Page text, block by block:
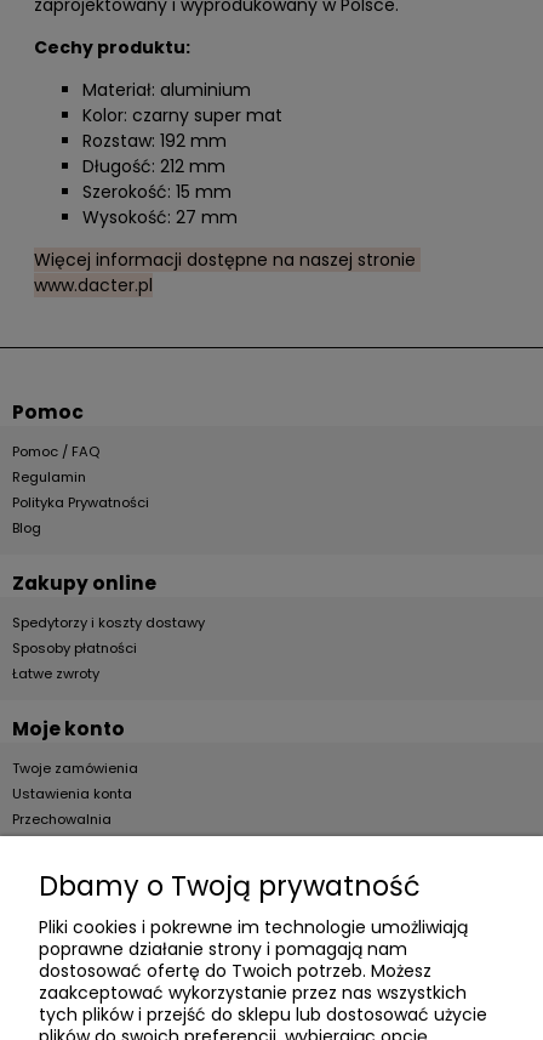
zaprojektowany i wyprodukowany w Polsce.
Cechy produktu:
Materiał: aluminium
Kolor: czarny super mat
Rozstaw: 192 mm
Długość: 212 mm
Szerokość: 15 mm
Wysokość: 27 mm
Więcej informacji dostępne na naszej stronie
www.dacter.pl
Pomoc
Pomoc / FAQ
Regulamin
Polityka Prywatności
Blog
Zakupy online
Spedytorzy i koszty dostawy
Sposoby płatności
Łatwe zwroty
Moje konto
Twoje zamówienia
Ustawienia konta
Przechowalnia
Dla firm
O firmie
Informacje o firmie
Kontakt
Dbamy o Twoją prywatność
Pliki cookies i pokrewne im technologie umożliwiają
poprawne działanie strony i pomagają nam
dostosować ofertę do Twoich potrzeb. Możesz
zaakceptować wykorzystanie przez nas wszystkich
tych plików i przejść do sklepu lub dostosować użycie